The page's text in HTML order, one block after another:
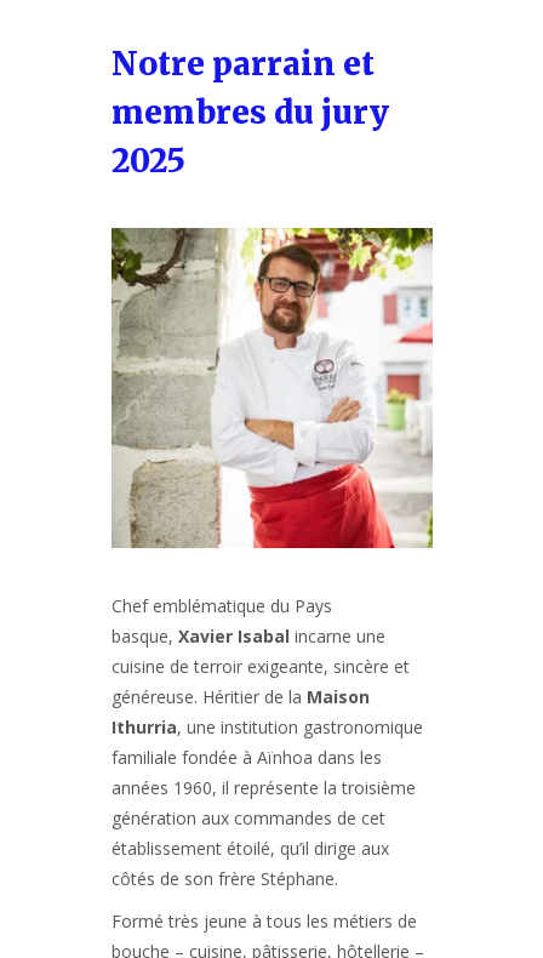
Notre parrain et
membres du jury
2025
Chef emblématique du Pays
basque, Xavier Isabal incarne une
cuisine de terroir exigeante, sincère et
généreuse. Héritier de la Maison
Ithurria, une institution gastronomique
familiale fondée à Aïnhoa dans les
années 1960, il représente la troisième
génération aux commandes de cet
établissement étoilé, qu’il dirige aux
côtés de son frère Stéphane.
Formé très jeune à tous les métiers de
bouche – cuisine, pâtisserie, hôtellerie –